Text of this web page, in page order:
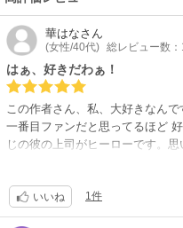
華はなさん
(女性/40代) 総レビュー数
はぁ、好きだわぁ！
この作者さん、私、大好きなん
一番目ファンだと思ってるほど
じの彼の上司がヒーローです。
せてくれます。大事なところで
ュートでたまりません。そして
ですね。Ｈはエロいです。私は
いいね 1件